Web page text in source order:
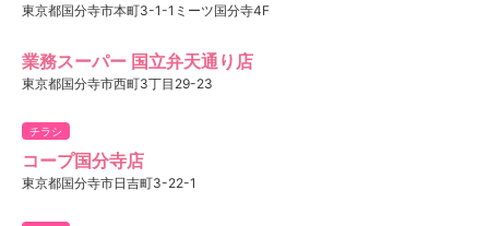
東京都国分寺市本町3-1-1ミーツ国分寺4F
業務スーパー 国立弁天通り店
東京都国分寺市西町3丁目29-23
チラシ
コープ国分寺店
東京都国分寺市日吉町3-22-1